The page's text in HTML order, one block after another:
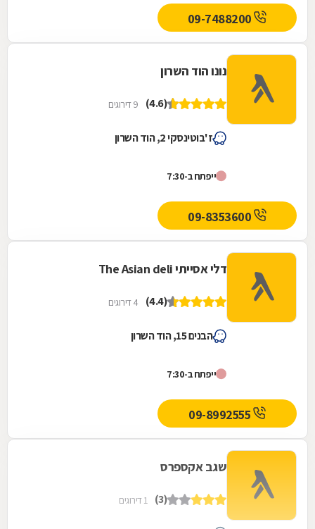
09-7488200
נונו הוד השרון
(4.6) 9 דירוגים
ז'בוטינסקי 2, הוד השרון
ייפתח ב-7:30
דלי אסייתי The Asian deli
(4.4) 4 דירוגים
הבנים 15, הוד השרון
ייפתח ב-7:30
שגב אקספרס
(3) 1 דירוגים